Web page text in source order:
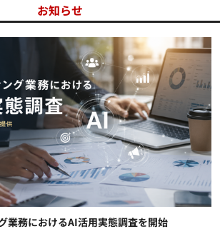
お知らせ
業務におけるAI活用実態調査を開始